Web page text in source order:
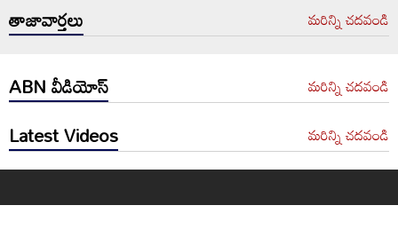
తాజావార్తలు మరిన్ని చదవండి
ABN వీడియోస్ మరిన్ని చదవండి
Latest Videos మరిన్ని చదవండి